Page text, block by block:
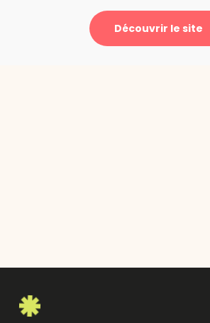
Découvrir le site